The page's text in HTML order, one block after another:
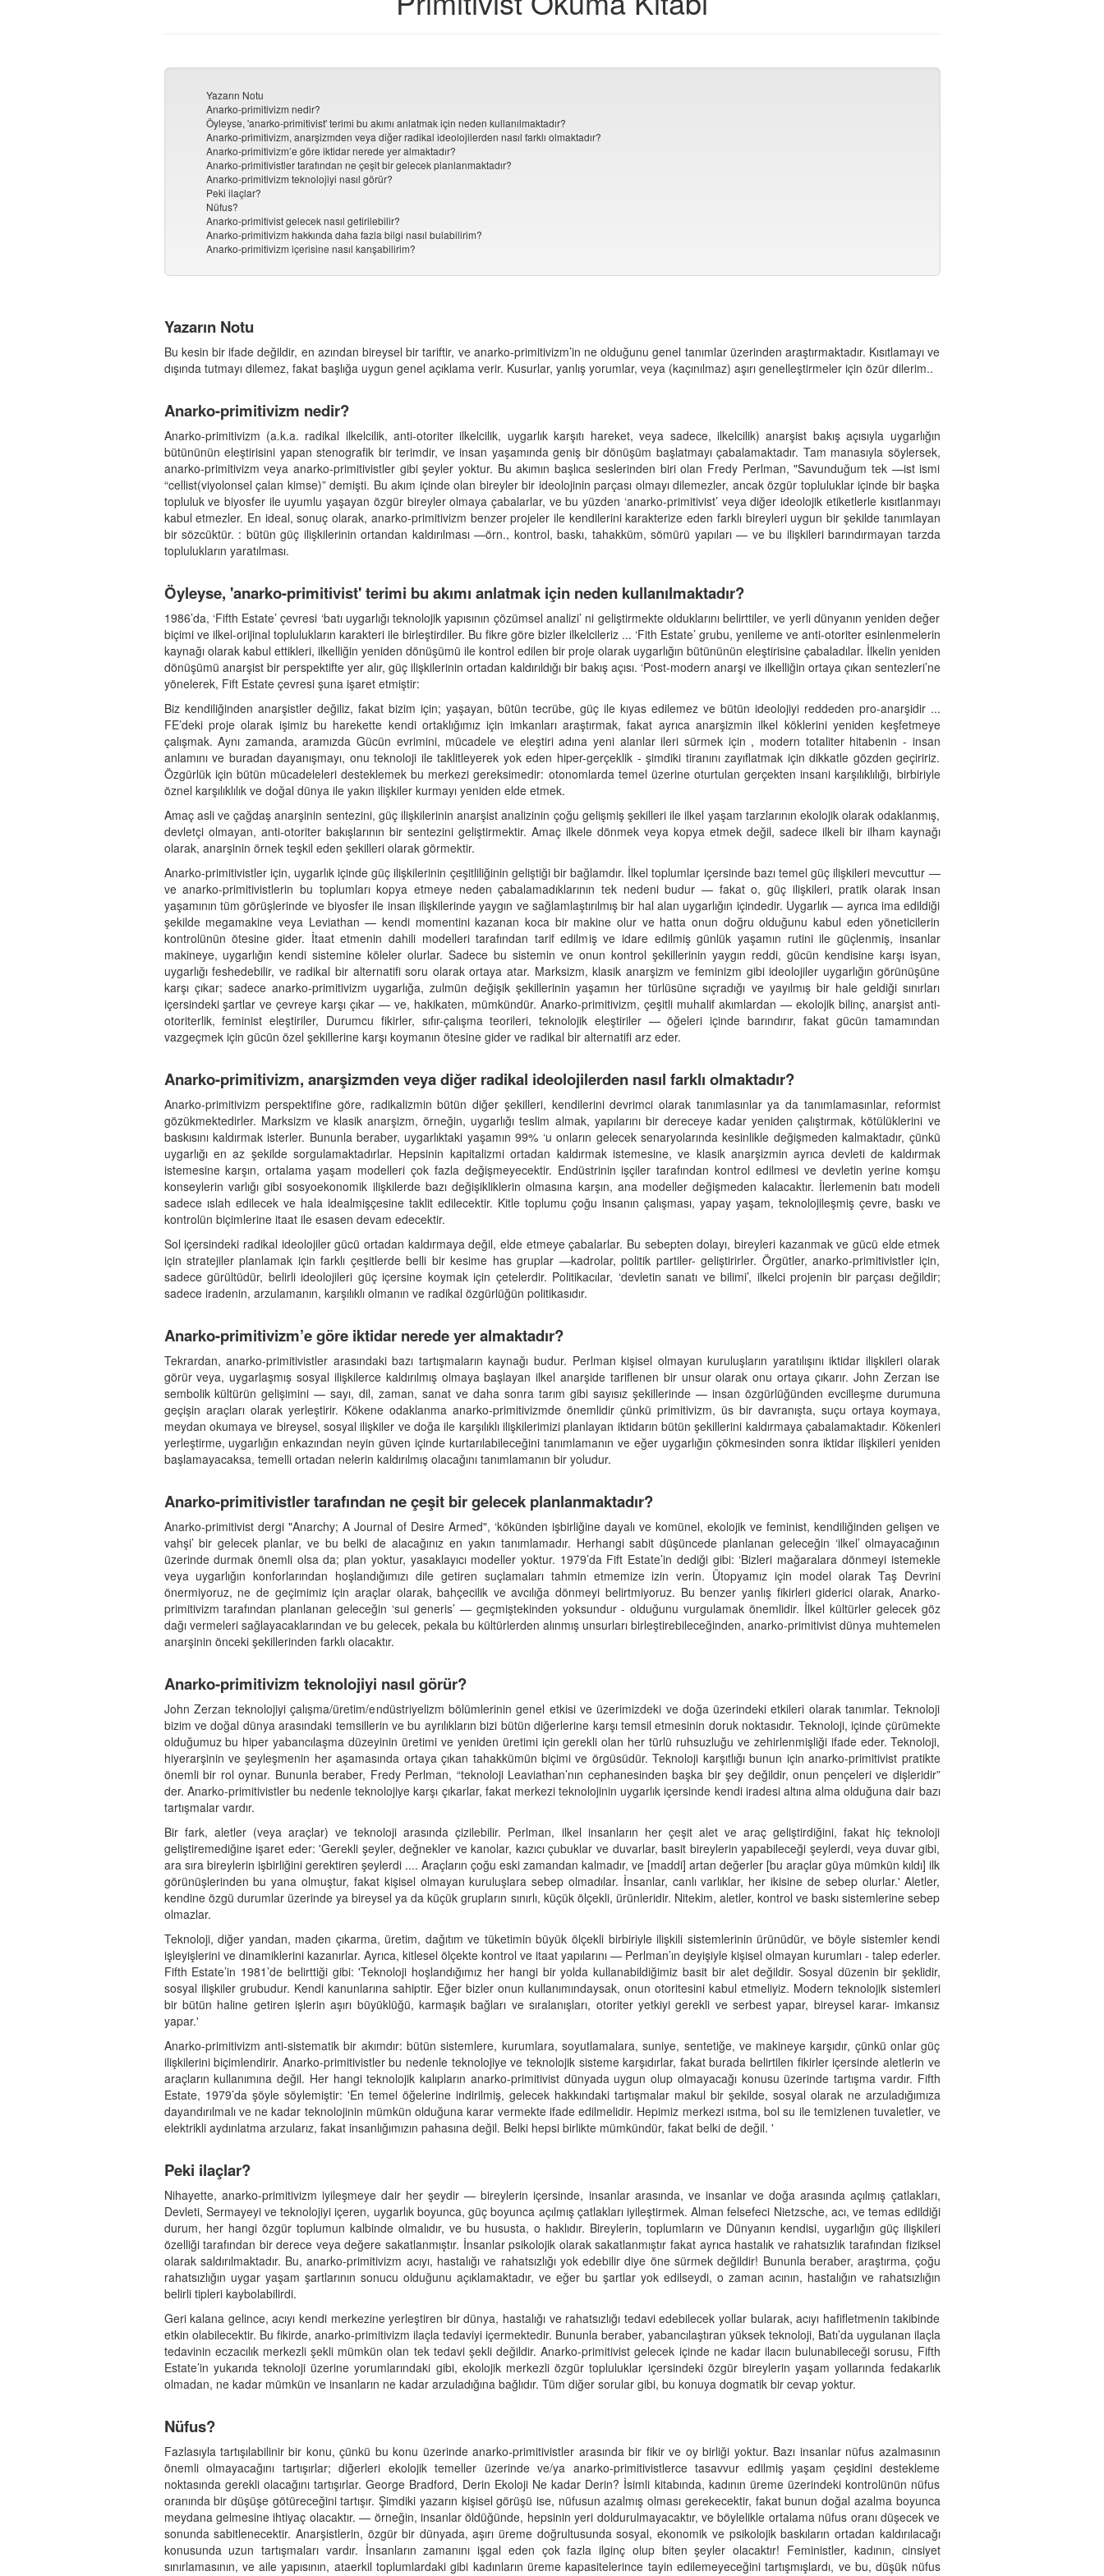
Yazarın Notu
Anarko-primitivizm nedir?
Öyleyse, 'anarko-primitivist' terimi bu akımı anlatmak için neden kullanılmaktadır?
Anarko-primitivizm, anarşizmden veya diğer radikal ideolojilerden nasıl farklı olmaktadır?
Anarko-primitivizm’e göre iktidar nerede yer almaktadır?
Anarko-primitivistler tarafından ne çeşit bir gelecek planlanmaktadır?
Anarko-primitivizm teknolojiyi nasıl görür?
Peki ilaçlar?
Nüfus?
Anarko-primitivist gelecek nasıl getirilebilir?
Anarko-primitivizm hakkında daha fazla bilgi nasıl bulabilirim?
Anarko-primitivizm içerisine nasıl karışabilirim?
Yazarın Notu
Bu kesin bir ifade değildir, en azından bireysel bir tariftir, ve anarko-primitivizm’in ne olduğunu genel tanımlar üzerinden araştırmaktadır. Kısıtlamayı ve
dışında tutmayı dilemez, fakat başlığa uygun genel açıklama verir. Kusurlar, yanlış yorumlar, veya (kaçınılmaz) aşırı genelleştirmeler için özür dilerim..
Anarko-primitivizm nedir?
Anarko-primitivizm (a.k.a. radikal ilkelcilik, anti-otoriter ilkelcilik, uygarlık karşıtı hareket, veya sadece, ilkelcilik) anarşist bakış açısıyla uygarlığın
bütününün eleştirisini yapan stenografik bir terimdir, ve insan yaşamında geniş bir dönüşüm başlatmayı çabalamaktadır. Tam manasıyla söylersek,
anarko-primitivizm veya anarko-primitivistler gibi şeyler yoktur. Bu akımın başlıca seslerinden biri olan Fredy Perlman, "Savunduğum tek —ist ismi
“cellist(viyolonsel çalan kimse)” demişti. Bu akım içinde olan bireyler bir ideolojinin parçası olmayı dilemezler, ancak özgür topluluklar içinde bir başka
topluluk ve biyosfer ile uyumlu yaşayan özgür bireyler olmaya çabalarlar, ve bu yüzden ‘anarko-primitivist’ veya diğer ideolojik etiketlerle kısıtlanmayı
kabul etmezler. En ideal, sonuç olarak, anarko-primitivizm benzer projeler ile kendilerini karakterize eden farklı bireyleri uygun bir şekilde tanımlayan
bir sözcüktür. : bütün güç ilişkilerinin ortandan kaldırılması —örn., kontrol, baskı, tahakküm, sömürü yapıları — ve bu ilişkileri barındırmayan tarzda
toplulukların yaratılması.
Öyleyse, 'anarko-primitivist' terimi bu akımı anlatmak için neden kullanılmaktadır?
1986’da, ‘Fifth Estate’ çevresi ‘batı uygarlığı teknolojik yapısının çözümsel analizi’ ni geliştirmekte olduklarını belirttiler, ve yerli dünyanın yeniden değer
biçimi ve ilkel-orijinal toplulukların karakteri ile birleştirdiler. Bu fikre göre bizler ilkelcileriz ... ‘Fith Estate’ grubu, yenileme ve anti-otoriter esinlenmelerin
kaynağı olarak kabul ettikleri, ilkelliğin yeniden dönüşümü ile kontrol edilen bir proje olarak uygarlığın bütününün eleştirisine çabaladılar. İlkelin yeniden
dönüşümü anarşist bir perspektifte yer alır, güç ilişkilerinin ortadan kaldırıldığı bir bakış açısı. ‘Post-modern anarşi ve ilkelliğin ortaya çıkan sentezleri’ne
yönelerek, Fift Estate çevresi şuna işaret etmiştir:
Biz kendiliğinden anarşistler değiliz, fakat bizim için; yaşayan, bütün tecrübe, güç ile kıyas edilemez ve bütün ideolojiyi reddeden pro-anarşidir ...
FE’deki proje olarak işimiz bu harekette kendi ortaklığımız için imkanları araştırmak, fakat ayrıca anarşizmin ilkel köklerini yeniden keşfetmeye
çalışmak. Aynı zamanda, aramızda Gücün evrimini, mücadele ve eleştiri adına yeni alanlar ileri sürmek için , modern totaliter hitabenin - insan
anlamını ve buradan dayanışmayı, onu teknoloji ile taklitleyerek yok eden hiper-gerçeklik - şimdiki tiranını zayıflatmak için dikkatle gözden geçiririz.
Özgürlük için bütün mücadeleleri desteklemek bu merkezi gereksimedir: otonomlarda temel üzerine oturtulan gerçekten insani karşılıklılığı, birbiriyle
öznel karşılıklılık ve doğal dünya ile yakın ilişkiler kurmayı yeniden elde etmek.
Amaç asli ve çağdaş anarşinin sentezini, güç ilişkilerinin anarşist analizinin çoğu gelişmiş şekilleri ile ilkel yaşam tarzlarının ekolojik olarak odaklanmış,
devletçi olmayan, anti-otoriter bakışlarının bir sentezini geliştirmektir. Amaç ilkele dönmek veya kopya etmek değil, sadece ilkeli bir ilham kaynağı
olarak, anarşinin örnek teşkil eden şekilleri olarak görmektir.
Anarko-primitivistler için, uygarlık içinde güç ilişkilerinin çeşitliliğinin geliştiği bir bağlamdır. İlkel toplumlar içersinde bazı temel güç ilişkileri mevcuttur —
ve anarko-primitivistlerin bu toplumları kopya etmeye neden çabalamadıklarının tek nedeni budur — fakat o, güç ilişkileri, pratik olarak insan
yaşamının tüm görüşlerinde ve biyosfer ile insan ilişkilerinde yaygın ve sağlamlaştırılmış bir hal alan uygarlığın içindedir. Uygarlık — ayrıca ima edildiği
şekilde megamakine veya Leviathan — kendi momentini kazanan koca bir makine olur ve hatta onun doğru olduğunu kabul eden yöneticilerin
kontrolünün ötesine gider. İtaat etmenin dahili modelleri tarafından tarif edilmiş ve idare edilmiş günlük yaşamın rutini ile güçlenmiş, insanlar
makineye, uygarlığın kendi sistemine köleler olurlar. Sadece bu sistemin ve onun kontrol şekillerinin yaygın reddi, gücün kendisine karşı isyan,
uygarlığı feshedebilir, ve radikal bir alternatifi soru olarak ortaya atar. Marksizm, klasik anarşizm ve feminizm gibi ideolojiler uygarlığın görünüşüne
karşı çıkar; sadece anarko-primitivizm uygarlığa, zulmün değişik şekillerinin yaşamın her türlüsüne sıçradığı ve yayılmış bir hale geldiği sınırları
içersindeki şartlar ve çevreye karşı çıkar — ve, hakikaten, mümkündür. Anarko-primitivizm, çeşitli muhalif akımlardan — ekolojik bilinç, anarşist anti-
otoriterlik, feminist eleştiriler, Durumcu fikirler, sıfır-çalışma teorileri, teknolojik eleştiriler — öğeleri içinde barındırır, fakat gücün tamamından
vazgeçmek için gücün özel şekillerine karşı koymanın ötesine gider ve radikal bir alternatifi arz eder.
Anarko-primitivizm, anarşizmden veya diğer radikal ideolojilerden nasıl farklı olmaktadır?
Anarko-primitivizm perspektifine göre, radikalizmin bütün diğer şekilleri, kendilerini devrimci olarak tanımlasınlar ya da tanımlamasınlar, reformist
gözükmektedirler. Marksizm ve klasik anarşizm, örneğin, uygarlığı teslim almak, yapılarını bir dereceye kadar yeniden çalıştırmak, kötülüklerini ve
baskısını kaldırmak isterler. Bununla beraber, uygarlıktaki yaşamın 99% ‘u onların gelecek senaryolarında kesinlikle değişmeden kalmaktadır, çünkü
uygarlığı en az şekilde sorgulamaktadırlar. Hepsinin kapitalizmi ortadan kaldırmak istemesine, ve klasik anarşizmin ayrıca devleti de kaldırmak
istemesine karşın, ortalama yaşam modelleri çok fazla değişmeyecektir. Endüstrinin işçiler tarafından kontrol edilmesi ve devletin yerine komşu
konseylerin varlığı gibi sosyoekonomik ilişkilerde bazı değişikliklerin olmasına karşın, ana modeller değişmeden kalacaktır. İlerlemenin batı modeli
sadece ıslah edilecek ve hala idealmişçesine taklit edilecektir. Kitle toplumu çoğu insanın çalışması, yapay yaşam, teknolojileşmiş çevre, baskı ve
kontrolün biçimlerine itaat ile esasen devam edecektir.
Sol içersindeki radikal ideolojiler gücü ortadan kaldırmaya değil, elde etmeye çabalarlar. Bu sebepten dolayı, bireyleri kazanmak ve gücü elde etmek
için stratejiler planlamak için farklı çeşitlerde belli bir kesime has gruplar —kadrolar, politik partiler- geliştirirler. Örgütler, anarko-primitivistler için,
sadece gürültüdür, belirli ideolojileri güç içersine koymak için çetelerdir. Politikacılar, ‘devletin sanatı ve bilimi’, ilkelci projenin bir parçası değildir;
sadece iradenin, arzulamanın, karşılıklı olmanın ve radikal özgürlüğün politikasıdır.
Anarko-primitivizm’e göre iktidar nerede yer almaktadır?
Tekrardan, anarko-primitivistler arasındaki bazı tartışmaların kaynağı budur. Perlman kişisel olmayan kuruluşların yaratılışını iktidar ilişkileri olarak
görür veya, uygarlaşmış sosyal ilişkilerce kaldırılmış olmaya başlayan ilkel anarşide tariflenen bir unsur olarak onu ortaya çıkarır. John Zerzan ise
sembolik kültürün gelişimini — sayı, dil, zaman, sanat ve daha sonra tarım gibi sayısız şekillerinde — insan özgürlüğünden evcilleşme durumuna
geçişin araçları olarak yerleştirir. Kökene odaklanma anarko-primitivizmde önemlidir çünkü primitivizm, üs bir davranışta, suçu ortaya koymaya,
meydan okumaya ve bireysel, sosyal ilişkiler ve doğa ile karşılıklı ilişkilerimizi planlayan iktidarın bütün şekillerini kaldırmaya çabalamaktadır. Kökenleri
yerleştirme, uygarlığın enkazından neyin güven içinde kurtarılabileceğini tanımlamanın ve eğer uygarlığın çökmesinden sonra iktidar ilişkileri yeniden
başlamayacaksa, temelli ortadan nelerin kaldırılmış olacağını tanımlamanın bir yoludur.
Anarko-primitivistler tarafından ne çeşit bir gelecek planlanmaktadır?
Anarko-primitivist dergi "Anarchy; A Journal of Desire Armed", ‘kökünden işbirliğine dayalı ve komünel, ekolojik ve feminist, kendiliğinden gelişen ve
vahşi’ bir gelecek planlar, ve bu belki de alacağınız en yakın tanımlamadır. Herhangi sabit düşüncede planlanan geleceğin ‘ilkel’ olmayacağının
üzerinde durmak önemli olsa da; plan yoktur, yasaklayıcı modeller yoktur. 1979’da Fift Estate’in dediği gibi: ‘Bizleri mağaralara dönmeyi istemekle
veya uygarlığın konforlarından hoşlandığımızı dile getiren suçlamaları tahmin etmemize izin verin. Ütopyamız için model olarak Taş Devrini
önermiyoruz, ne de geçimimiz için araçlar olarak, bahçecilik ve avcılığa dönmeyi belirtmiyoruz. Bu benzer yanlış fikirleri giderici olarak, Anarko-
primitivizm tarafından planlanan geleceğin ‘sui generis’ — geçmiştekinden yoksundur - olduğunu vurgulamak önemlidir. İlkel kültürler gelecek göz
dağı vermeleri sağlayacaklarından ve bu gelecek, pekala bu kültürlerden alınmış unsurları birleştirebileceğinden, anarko-primitivist dünya muhtemelen
anarşinin önceki şekillerinden farklı olacaktır.
Anarko-primitivizm teknolojiyi nasıl görür?
John Zerzan teknolojiyi çalışma/üretim/endüstriyelizm bölümlerinin genel etkisi ve üzerimizdeki ve doğa üzerindeki etkileri olarak tanımlar. Teknoloji
bizim ve doğal dünya arasındaki temsillerin ve bu ayrılıkların bizi bütün diğerlerine karşı temsil etmesinin doruk noktasıdır. Teknoloji, içinde çürümekte
olduğumuz bu hiper yabancılaşma düzeyinin üretimi ve yeniden üretimi için gerekli olan her türlü ruhsuzluğu ve zehirlenmişliği ifade eder. Teknoloji,
hiyerarşinin ve şeyleşmenin her aşamasında ortaya çıkan tahakkümün biçimi ve örgüsüdür. Teknoloji karşıtlığı bunun için anarko-primitivist pratikte
önemli bir rol oynar. Bununla beraber, Fredy Perlman, “teknoloji Leaviathan’nın cephanesinden başka bir şey değildir, onun pençeleri ve dişleridir”
der. Anarko-primitivistler bu nedenle teknolojiye karşı çıkarlar, fakat merkezi teknolojinin uygarlık içersinde kendi iradesi altına alma olduğuna dair bazı
tartışmalar vardır.
Bir fark, aletler (veya araçlar) ve teknoloji arasında çizilebilir. Perlman, ilkel insanların her çeşit alet ve araç geliştirdiğini, fakat hiç teknoloji
geliştiremediğine işaret eder: 'Gerekli şeyler, değnekler ve kanolar, kazıcı çubuklar ve duvarlar, basit bireylerin yapabileceği şeylerdi, veya duvar gibi,
ara sıra bireylerin işbirliğini gerektiren şeylerdi .... Araçların çoğu eski zamandan kalmadır, ve [maddi] artan değerler [bu araçlar güya mümkün kıldı] ilk
görünüşlerinden bu yana olmuştur, fakat kişisel olmayan kuruluşlara sebep olmadılar. İnsanlar, canlı varlıklar, her ikisine de sebep olurlar.' Aletler,
kendine özgü durumlar üzerinde ya bireysel ya da küçük grupların sınırlı, küçük ölçekli, ürünleridir. Nitekim, aletler, kontrol ve baskı sistemlerine sebep
olmazlar.
Teknoloji, diğer yandan, maden çıkarma, üretim, dağıtım ve tüketimin büyük ölçekli birbiriyle ilişkili sistemlerinin ürünüdür, ve böyle sistemler kendi
işleyişlerini ve dinamiklerini kazanırlar. Ayrıca, kitlesel ölçekte kontrol ve itaat yapılarını — Perlman’ın deyişiyle kişisel olmayan kurumları - talep ederler.
Fifth Estate’in 1981’de belirttiği gibi: 'Teknoloji hoşlandığımız her hangi bir yolda kullanabildiğimiz basit bir alet değildir. Sosyal düzenin bir şeklidir,
sosyal ilişkiler grubudur. Kendi kanunlarına sahiptir. Eğer bizler onun kullanımındaysak, onun otoritesini kabul etmeliyiz. Modern teknolojik sistemleri
bir bütün haline getiren işlerin aşırı büyüklüğü, karmaşık bağları ve sıralanışları, otoriter yetkiyi gerekli ve serbest yapar, bireysel karar- imkansız
yapar.'
Anarko-primitivizm anti-sistematik bir akımdır: bütün sistemlere, kurumlara, soyutlamalara, suniye, sentetiğe, ve makineye karşıdır, çünkü onlar güç
ilişkilerini biçimlendirir. Anarko-primitivistler bu nedenle teknolojiye ve teknolojik sisteme karşıdırlar, fakat burada belirtilen fikirler içersinde aletlerin ve
araçların kullanımına değil. Her hangi teknolojik kalıpların anarko-primitivist dünyada uygun olup olmayacağı konusu üzerinde tartışma vardır. Fifth
Estate, 1979’da şöyle söylemiştir: 'En temel öğelerine indirilmiş, gelecek hakkındaki tartışmalar makul bir şekilde, sosyal olarak ne arzuladığımıza
dayandırılmalı ve ne kadar teknolojinin mümkün olduğuna karar vermekte ifade edilmelidir. Hepimiz merkezi ısıtma, bol su ile temizlenen tuvaletler, ve
elektrikli aydınlatma arzularız, fakat insanlığımızın pahasına değil. Belki hepsi birlikte mümkündür, fakat belki de değil. '
Peki ilaçlar?
Nihayette, anarko-primitivizm iyileşmeye dair her şeydir — bireylerin içersinde, insanlar arasında, ve insanlar ve doğa arasında açılmış çatlakları,
Devleti, Sermayeyi ve teknolojiyi içeren, uygarlık boyunca, güç boyunca açılmış çatlakları iyileştirmek. Alman felsefeci Nietzsche, acı, ve temas edildiği
durum, her hangi özgür toplumun kalbinde olmalıdır, ve bu hususta, o haklıdır. Bireylerin, toplumların ve Dünyanın kendisi, uygarlığın güç ilişkileri
özelliği tarafından bir derece veya değere sakatlanmıştır. İnsanlar psikolojik olarak sakatlanmıştır fakat ayrıca hastalık ve rahatsızlık tarafından fiziksel
olarak saldırılmaktadır. Bu, anarko-primitivizm acıyı, hastalığı ve rahatsızlığı yok edebilir diye öne sürmek değildir! Bununla beraber, araştırma, çoğu
rahatsızlığın uygar yaşam şartlarının sonucu olduğunu açıklamaktadır, ve eğer bu şartlar yok edilseydi, o zaman acının, hastalığın ve rahatsızlığın
belirli tipleri kaybolabilirdi.
Geri kalana gelince, acıyı kendi merkezine yerleştiren bir dünya, hastalığı ve rahatsızlığı tedavi edebilecek yollar bularak, acıyı hafifletmenin takibinde
etkin olabilecektir. Bu fikirde, anarko-primitivizm ilaçla tedaviyi içermektedir. Bununla beraber, yabancılaştıran yüksek teknoloji, Batı’da uygulanan ilaçla
tedavinin eczacılık merkezli şekli mümkün olan tek tedavi şekli değildir. Anarko-primitivist gelecek içinde ne kadar ilacın bulunabileceği sorusu, Fifth
Estate’in yukarıda teknoloji üzerine yorumlarındaki gibi, ekolojik merkezli özgür topluluklar içersindeki özgür bireylerin yaşam yollarında fedakarlık
olmadan, ne kadar mümkün ve insanların ne kadar arzuladığına bağlıdır. Tüm diğer sorular gibi, bu konuya dogmatik bir cevap yoktur.
Nüfus?
Fazlasıyla tartışılabilinir bir konu, çünkü bu konu üzerinde anarko-primitivistler arasında bir fikir ve oy birliği yoktur. Bazı insanlar nüfus azalmasının
önemli olmayacağını tartışırlar; diğerleri ekolojik temeller üzerinde ve/ya anarko-primitivistlerce tasavvur edilmiş yaşam çeşidini destekleme
noktasında gerekli olacağını tartışırlar. George Bradford, Derin Ekoloji Ne kadar Derin? İsimli kitabında, kadının üreme üzerindeki kontrolünün nüfus
oranında bir düşüşe götüreceğini tartışır. Şimdiki yazarın kişisel görüşü ise, nüfusun azalmış olması gerekecektir, fakat bunun doğal azalma boyunca
meydana gelmesine ihtiyaç olacaktır. — örneğin, insanlar öldüğünde, hepsinin yeri doldurulmayacaktır, ve böylelikle ortalama nüfus oranı düşecek ve
sonunda sabitlenecektir. Anarşistlerin, özgür bir dünyada, aşırı üreme doğrultusunda sosyal, ekonomik ve psikolojik baskıların ortadan kaldırılacağı
konusunda uzun tartışmaları vardır. İnsanların zamanını işgal eden çok fazla ilginç olup biten şeyler olacaktır! Feministler, kadının, cinsiyet
sınırlamasının, ve aile yapısının, ataerkil toplumlardaki gibi kadınların üreme kapasitelerince tayin edilemeyeceğini tartışmışlardı, ve bu, düşük nüfus